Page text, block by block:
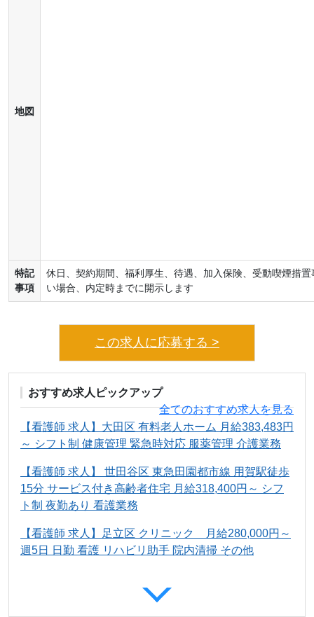
地図
特記
事項
休日、契約期間、福利厚生、待遇、加入保険、受動喫煙措
い場合、内定時までに開示します
この求人に応募する >
おすすめ求人ピックアップ
全てのおすすめ求人を見る
【看護師 求人】大田区 有料老人ホーム 月給383,483円
～ シフト制 健康管理 緊急時対応 服薬管理 介護業務
【看護師 求人】 世田谷区 東急田園都市線 用賀駅徒歩
15分 サービス付き高齢者住宅 月給318,400円～ シフ
ト制 夜勤あり 看護業務
【看護師 求人】足立区 クリニック 月給280,000円～
週5日 日勤 看護 リハビリ助手 院内清掃 その他